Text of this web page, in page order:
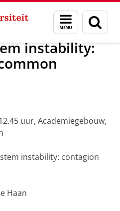
Menu
en
zoeken
Nieuwsberichten
instability:
uur, Academiegebouw,
instability: contagion
Haan